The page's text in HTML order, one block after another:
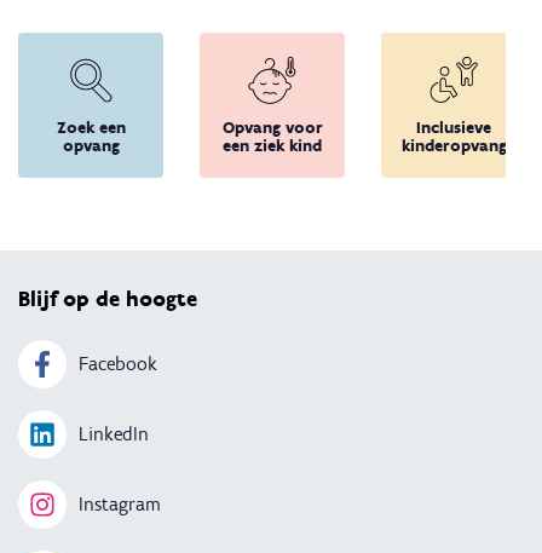
Zoek een
opvang
Opvang voor
een ziek kind
Inclusieve
kinderopvang
Blijf op de hoogte
Facebook
LinkedIn
Instagram